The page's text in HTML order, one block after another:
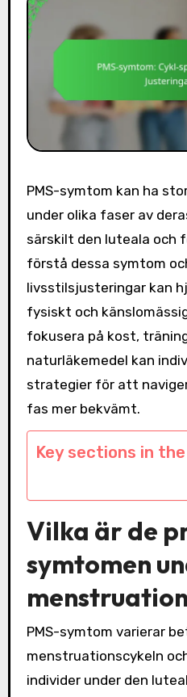
PMS-symtom kan ha
under olika faser av
särskilt den luteala och
förstå dessa symtom
livsstilsjusteringar kan
fysiskt och
fokusera på kost,
naturläkemedel kan
strategier för att
fas mer bekvämt.
Key sections in
Vilka är de
symtomen
PMS-symtom varierar
menstruationscykeln
individer under den